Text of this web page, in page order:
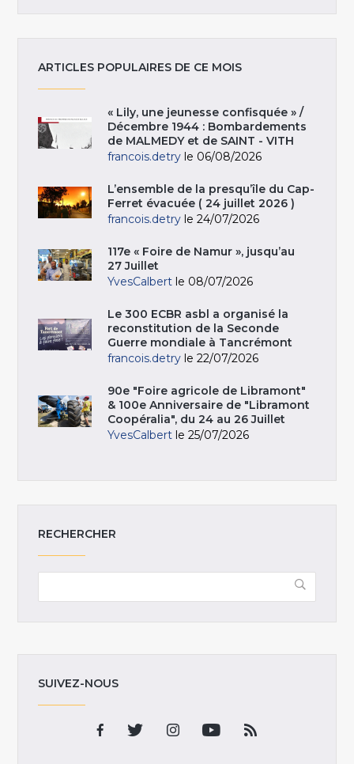
ARTICLES POPULAIRES DE CE MOIS
« Lily, une jeunesse confisquée » /
Décembre 1944 : Bombardements
de MALMEDY et de SAINT - VITH
francois.detry le 06/08/2026
L’ensemble de la presqu’île du Cap-
Ferret évacuée ( 24 juillet 2026 )
francois.detry le 24/07/2026
117e « Foire de Namur », jusqu’au
27 Juillet
YvesCalbert le 08/07/2026
Le 300 ECBR asbl a organisé la
reconstitution de la Seconde
Guerre mondiale à Tancrémont
francois.detry le 22/07/2026
90e "Foire agricole de Libramont"
& 100e Anniversaire de "Libramont
Coopéralia", du 24 au 26 Juillet
YvesCalbert le 25/07/2026
RECHERCHER
SUIVEZ-NOUS